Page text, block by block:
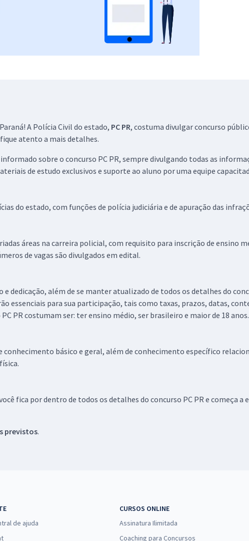
A Polícia Civil do estado, PC PR, costuma divulgar concurso
atento a mais detalhes.
sobre o concurso PC PR, sempre divulgando todas as
de estudo exclusivos e suporte ao aluno por uma equipe
do estado, com funções de polícia judiciária e de apuração das
áreas na carreira policial, com requisito para inscrição de ensino
de vagas são divulgados em edital.
dedicação, além de se manter atualizado de todos os detalhes do
essenciais para sua participação, tais como taxas, prazos, datas,
PR costumam ser: ter ensino médio, ser brasileiro e maior de 18 anos.
básico e geral, além de conhecimento específico
fica por dentro de todos os detalhes do concurso PC PR e começa
previstos.
de ajuda
CURSOS ONLINE
Assinatura Ilimitada
Coaching para Concursos